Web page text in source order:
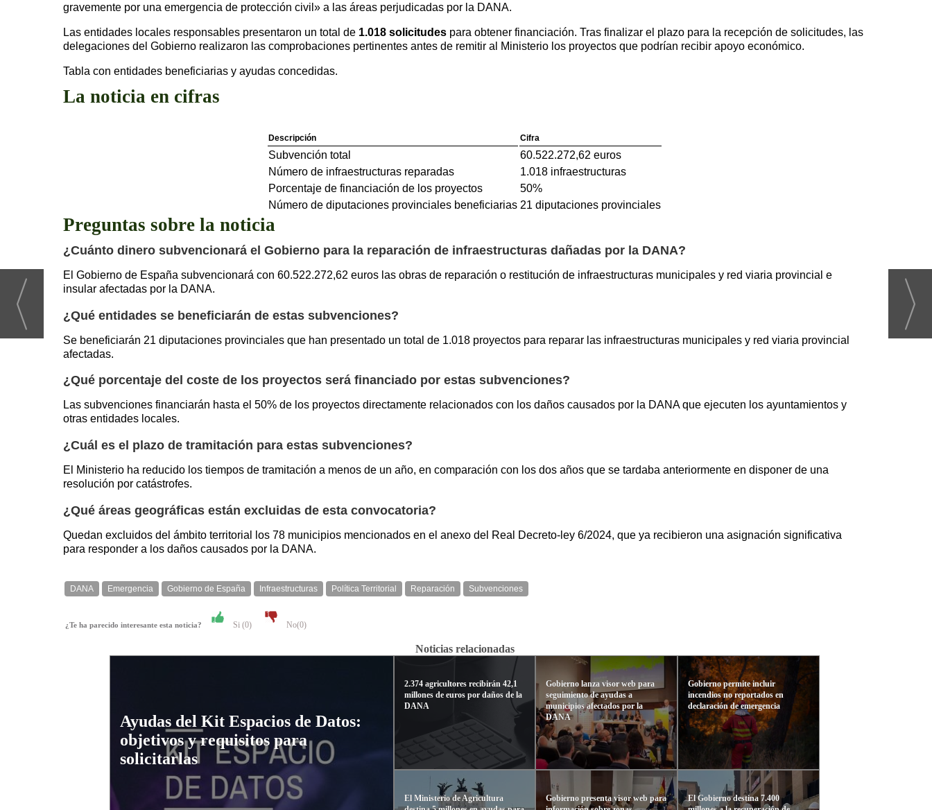
gravemente por una emergencia de protección civil» a las áreas perjudicadas por la DANA.
Las entidades locales responsables presentaron un total de 1.018 solicitudes para obtener financiación. Tras finalizar el plazo para la recepción de solicitudes, las
delegaciones del Gobierno realizaron las comprobaciones pertinentes antes de remitir al Ministerio los proyectos que podrían recibir apoyo económico.
Tabla con entidades beneficiarias y ayudas concedidas.
La noticia en cifras
Descripción Cifra
Subvención total
60.522.272,62 euros
Número de infraestructuras reparadas
1.018 infraestructuras
Porcentaje de financiación de los proyectos
50%
Número de diputaciones provinciales beneficiarias 21 diputaciones provinciales
Preguntas sobre la noticia
¿Cuánto dinero subvencionará el Gobierno para la reparación de infraestructuras dañadas por la DANA?
El Gobierno de España subvencionará con 60.522.272,62 euros las obras de reparación o restitución de infraestructuras municipales y red viaria provincial e
insular afectadas por la DANA.
¿Qué entidades se beneficiarán de estas subvenciones?
Se beneficiarán 21 diputaciones provinciales que han presentado un total de 1.018 proyectos para reparar las infraestructuras municipales y red viaria provincial
afectadas.
¿Qué porcentaje del coste de los proyectos será financiado por estas subvenciones?
Las subvenciones financiarán hasta el 50% de los proyectos directamente relacionados con los daños causados por la DANA que ejecuten los ayuntamientos y
otras entidades locales.
¿Cuál es el plazo de tramitación para estas subvenciones?
El Ministerio ha reducido los tiempos de tramitación a menos de un año, en comparación con los dos años que se tardaba anteriormente en disponer de una
resolución por catástrofes.
¿Qué áreas geográficas están excluidas de esta convocatoria?
Quedan excluidos del ámbito territorial los 78 municipios mencionados en el anexo del Real Decreto-ley 6/2024, que ya recibieron una asignación significativa
para responder a los daños causados por la DANA.
DANA Emergencia Gobierno de España Infraestructuras Política Territorial Reparación Subvenciones
¿Te ha parecido interesante esta noticia? Si (0) No(0)
Noticias relacionadas
Ayudas del Kit Espacios de Datos:
objetivos y requisitos para
solicitarlas
2.374 agricultores recibirán 42,1
millones de euros por daños de la
DANA
El Ministerio de Agricultura
Gobierno lanza visor web para
seguimiento de ayudas a
municipios afectados por la
DANA
Gobierno presenta visor web para
Gobierno permite incluir
incendios no reportados en
declaración de emergencia
El Gobierno destina 7.400